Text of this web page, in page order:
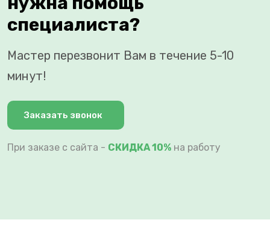
специалиста?
Мастер перезвонит Вам в течение 5-10
минут!
Заказать звонок
При заказе с сайта - СКИДКА 10% на работу